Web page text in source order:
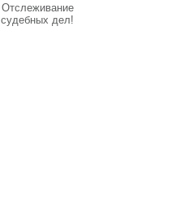
Отслеживание
судебных дел!